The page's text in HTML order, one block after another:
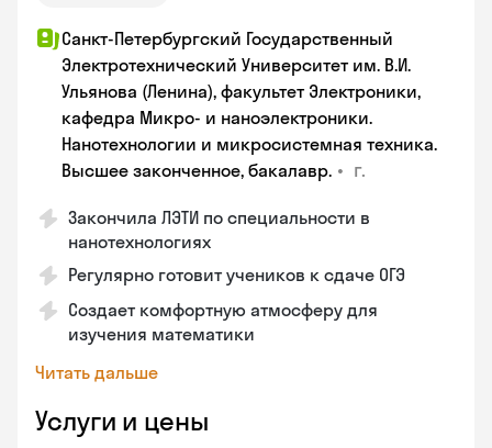
Санкт-Петербургский Государственный
Электротехнический Университет им. В.И.
Ульянова (Ленина), факультет Электроники,
кафедра Микро- и наноэлектроники.
Нанотехнологии и микросистемная техника.
Высшее законченное, бакалавр. • г.
Закончила ЛЭТИ по специальности в
нанотехнологиях
Регулярно готовит учеников к сдаче ОГЭ
Создает комфортную атмосферу для
изучения математики
Читать дальше
Услуги и цены